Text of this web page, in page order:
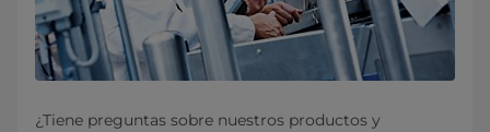
¿Tiene preguntas sobre nuestros productos y